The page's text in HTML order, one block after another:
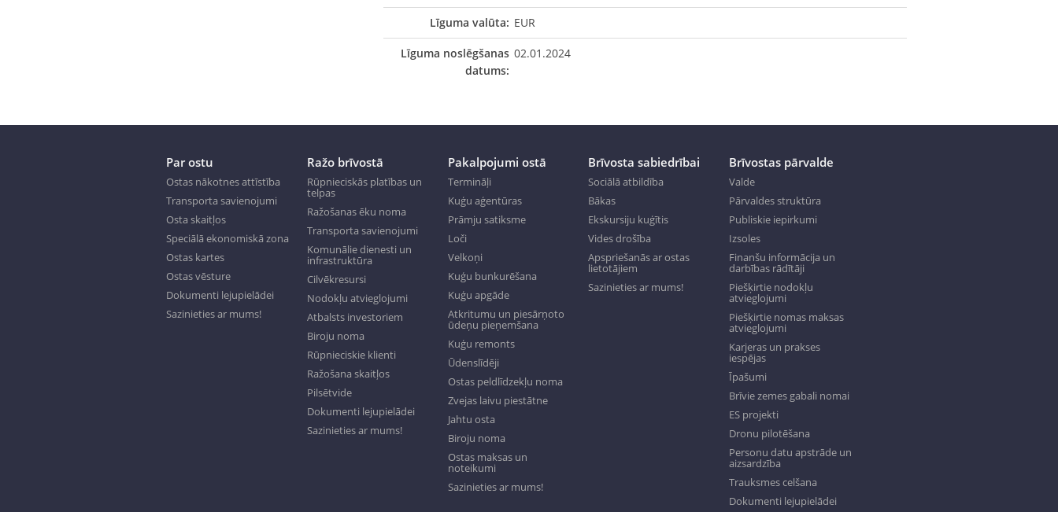
Līguma valūta: EUR
Līguma noslēgšanas
datums:
02.01.2024
Par ostu
Ostas nākotnes attīstība
Transporta savienojumi
Osta skaitļos
Speciālā ekonomiskā zona
Ostas kartes
Ostas vēsture
Dokumenti lejupielādei
Sazinieties ar mums!
Ražo brīvostā
Rūpnieciskās platības un
telpas
Ražošanas ēku noma
Transporta savienojumi
Komunālie dienesti un
infrastruktūra
Cilvēkresursi
Nodokļu atvieglojumi
Atbalsts investoriem
Biroju noma
Rūpnieciskie klienti
Ražošana skaitļos
Pilsētvide
Dokumenti lejupielādei
Sazinieties ar mums!
Pakalpojumi ostā
Termināļi
Kuģu aģentūras
Prāmju satiksme
Loči
Velkoņi
Kuģu bunkurēšana
Kuģu apgāde
Atkritumu un piesārņoto
ūdeņu pieņemšana
Kuģu remonts
Ūdenslīdēji
Ostas peldlīdzekļu noma
Zvejas laivu piestātne
Jahtu osta
Biroju noma
Ostas maksas un
noteikumi
Sazinieties ar mums!
Brīvosta sabiedrībai
Sociālā atbildība
Bākas
Ekskursiju kuģītis
Vides drošība
Apspriešanās ar ostas
lietotājiem
Sazinieties ar mums!
Brīvostas pārvalde
Valde
Pārvaldes struktūra
Publiskie iepirkumi
Izsoles
Finanšu informācija un
darbības rādītāji
Piešķirtie nodokļu
atvieglojumi
Piešķirtie nomas maksas
atvieglojumi
Karjeras un prakses
iespējas
Īpašumi
Brīvie zemes gabali nomai
ES projekti
Dronu pilotēšana
Personu datu apstrāde un
aizsardzība
Trauksmes celšana
Dokumenti lejupielādei